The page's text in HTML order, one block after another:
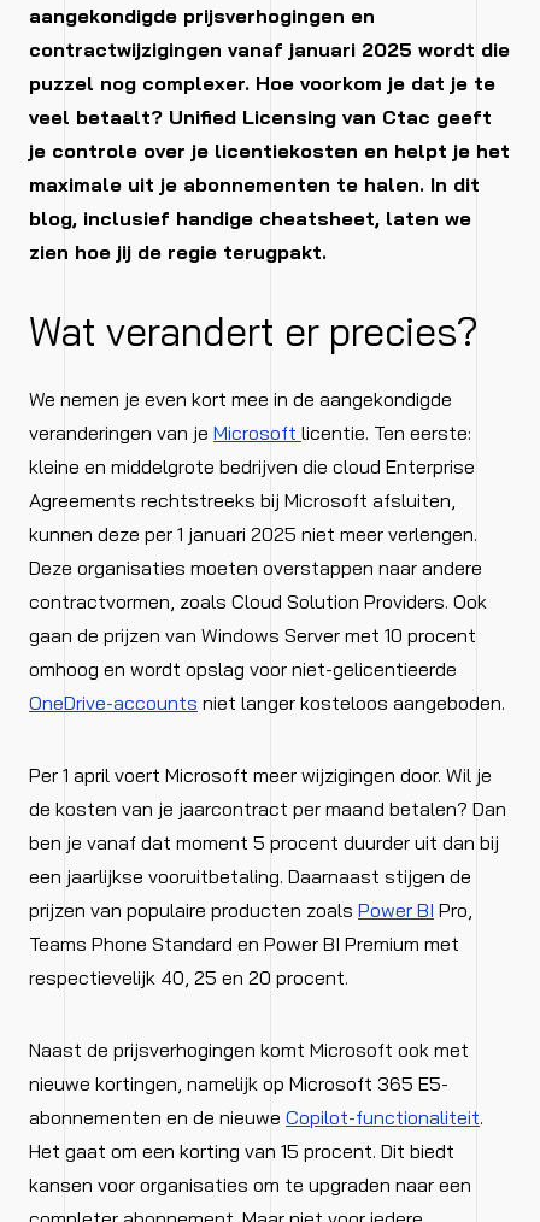
aangekondigde prijsverhogingen en
contractwijzigingen vanaf januari 2025 wordt die
puzzel nog complexer. Hoe voorkom je dat je te
veel betaalt? Unified Licensing van Ctac geeft
je controle over je licentiekosten en helpt je het
maximale uit je abonnementen te halen. In dit
blog, inclusief handige cheatsheet, laten we
zien hoe jij de regie terugpakt.
Wat verandert er precies?
We nemen je even kort mee in de aangekondigde
veranderingen van je Microsoft licentie. Ten eerste:
kleine en middelgrote bedrijven die cloud Enterprise
Agreements rechtstreeks bij Microsoft afsluiten,
kunnen deze per 1 januari 2025 niet meer verlengen.
Deze organisaties moeten overstappen naar andere
contractvormen, zoals Cloud Solution Providers. Ook
gaan de prijzen van Windows Server met 10 procent
omhoog en wordt opslag voor niet-gelicentieerde
OneDrive-accounts niet langer kosteloos aangeboden.
Per 1 april voert Microsoft meer wijzigingen door. Wil je
de kosten van je jaarcontract per maand betalen? Dan
ben je vanaf dat moment 5 procent duurder uit dan bij
een jaarlijkse vooruitbetaling. Daarnaast stijgen de
prijzen van populaire producten zoals Power BI Pro,
Teams Phone Standard en Power BI Premium met
respectievelijk 40, 25 en 20 procent.
Naast de prijsverhogingen komt Microsoft ook met
nieuwe kortingen, namelijk op Microsoft 365 E5-
abonnementen en de nieuwe Copilot-functionaliteit.
Het gaat om een korting van 15 procent. Dit biedt
kansen voor organisaties om te upgraden naar een